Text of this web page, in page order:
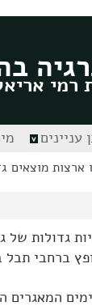
רמי
עניינים
ארצות מוצאים
גדולות של
ברחבי תבל
המאגרים